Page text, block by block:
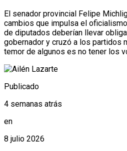
El senador provincial Felipe
cambios que impulsa el
de diputados deberían llevar
gobernador y cruzó a los partidos
temor de algunos es no tener los
Publicado
4 semanas atrás
en
8 julio 2026